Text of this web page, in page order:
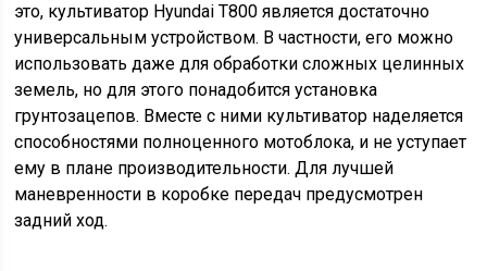
это, культиватор Hyundai T800 является достаточно
универсальным устройством. В частности, его можно
использовать даже для обработки сложных целинных
земель, но для этого понадобится установка
грунтозацепов. Вместе с ними культиватор наделяется
способностями полноценного мотоблока, и не уступает
ему в плане производительности. Для лучшей
маневренности в коробке передач предусмотрен
задний ход.